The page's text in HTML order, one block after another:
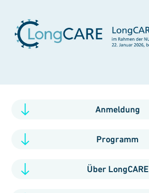
Anmeldung
Programm
Über LongCARE